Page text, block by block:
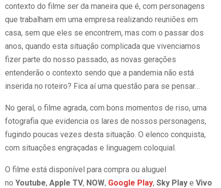
contexto do filme ser da maneira que é, com personagens
que trabalham em uma empresa realizando reuniões em
casa, sem que eles se encontrem, mas com o passar dos
anos, quando esta situação complicada que vivenciamos
fizer parte do nosso passado, as novas gerações
entenderão o contexto sendo que a pandemia não está
inserida no roteiro? Fica aí uma questão para se pensar…
No geral, o filme agrada, com bons momentos de riso, uma
fotografia que evidencia os lares de nossos personagens,
fugindo poucas vezes desta situação. O elenco conquista,
com situações engraçadas e linguagem coloquial.
O filme está disponível para compra ou aluguel
no Youtube, Apple TV, NOW, Google Play, Sky Play e Vivo